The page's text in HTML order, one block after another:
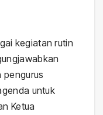
kegiatan rutin
untuk
Ketua